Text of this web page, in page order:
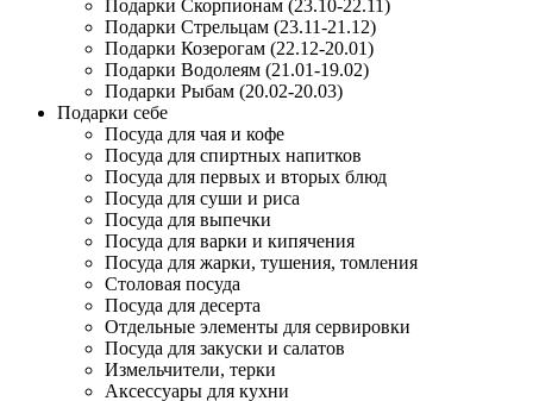
Подарки Скорпионам (23.10-22.11)
Подарки Стрельцам (23.11-21.12)
Подарки Козерогам (22.12-20.01)
Подарки Водолеям (21.01-19.02)
Подарки Рыбам (20.02-20.03)
Подарки себе
Посуда для чая и кофе
Посуда для спиртных напитков
Посуда для первых и вторых блюд
Посуда для суши и риса
Посуда для выпечки
Посуда для варки и кипячения
Посуда для жарки, тушения, томления
Столовая посуда
Посуда для десерта
Отдельные элементы для сервировки
Посуда для закуски и салатов
Измельчители, терки
Аксессуары для кухни